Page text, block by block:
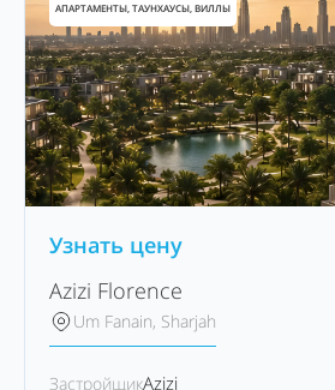
АПАРТАМЕНТЫ, ТАУНХАУСЫ, ВИЛЛЫ
Узнать цену
Azizi Florence
Um Fanain, Sharjah
ЗастройщикAzizi